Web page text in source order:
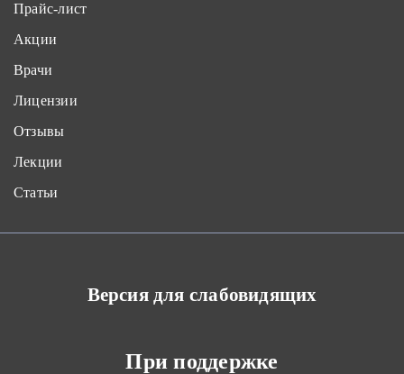
Прайс-лист
Акции
Врачи
Лицензии
Отзывы
Лекции
Статьи
Версия для слабовидящих
При поддержке